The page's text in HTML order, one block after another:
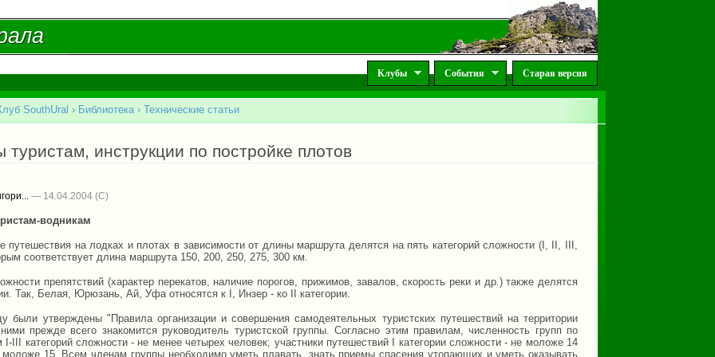
Клубы События Старая версия
SouthUral › Библиотека › Технические статьи
туристам, инструкции по постройке плотов
— 14.04.2004
водникам
путешествия на лодках и плотах в зависимости от длины маршрута делятся на пять категорий сложности (I, II, III,
соответствует длина маршрута 150, 200, 250, 275, 300 км.
препятствий (характер перекатов, наличие порогов, прижимов, завалов, скорость реки и др.) также делятся
Так, Белая, Юрюзань, Ай, Уфа относятся к I, Инзер - ко II категории.
были утверждены "Правила организации и совершения самодеятельных туристских путешествий на территории
прежде всего знакомится руководитель туристской группы. Согласно этим правилам, численность групп по
III категорий сложности - не менее четырех человек; участники путешествий I категории сложности - не моложе 14
15. Всем членам группы необходимо уметь плавать, знать приемы спасения утопающих и уметь оказывать